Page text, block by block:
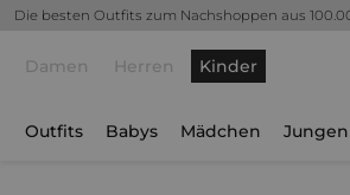
Die besten Outfits zum Nachshoppen aus
Damen Herren Kinder
Outfits Babys Mädchen Jungen